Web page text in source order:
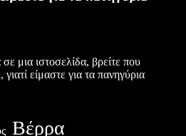
μια ιστοσελίδα, βρείτε που
είμαστε για τα πανηγύρια
Βέρρα